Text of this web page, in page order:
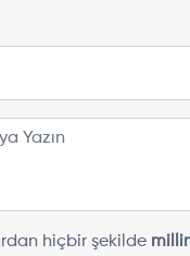
hiçbir şekilde